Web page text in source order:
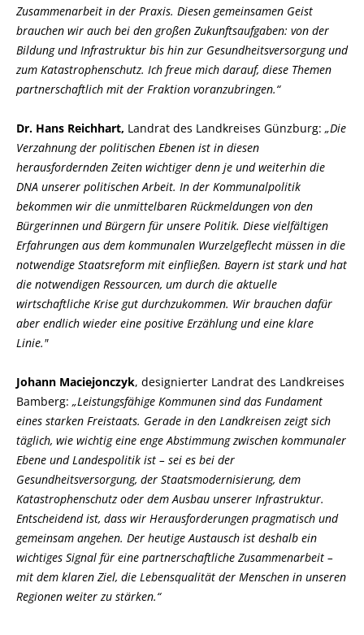
Zusammenarbeit in der Praxis. Diesen gemeinsamen Geist
brauchen wir auch bei den großen Zukunftsaufgaben: von der
Bildung und Infrastruktur bis hin zur Gesundheitsversorgung und
zum Katastrophenschutz. Ich freue mich darauf, diese Themen
partnerschaftlich mit der Fraktion voranzubringen.“
Dr. Hans Reichhart, Landrat des Landkreises Günzburg: Die
Verzahnung der politischen Ebenen ist in diesen
herausfordernden Zeiten wichtiger denn je und weiterhin die
DNA unserer politischen Arbeit. In der Kommunalpolitik
bekommen wir die unmittelbaren Rückmeldungen von den
Bürgerinnen und Bürgern für unsere Politik. Diese vielfältigen
Erfahrungen aus dem kommunalen Wurzelgeflecht müssen in die
notwendige Staatsreform mit einfließen. Bayern ist stark und hat
die notwendigen Ressourcen, um durch die aktuelle
wirtschaftliche Krise gut durchzukommen. Wir brauchen dafür
aber endlich wieder eine positive Erzählung und eine klare
Linie."
Johann Maciejonczyk, designierter Landrat des Landkreises
Bamberg: Leistungsfähige Kommunen sind das Fundament
eines starken Freistaats. Gerade in den Landkreisen zeigt sich
täglich, wie wichtig eine enge Abstimmung zwischen kommunaler
Ebene und Landespolitik ist – sei es bei der
Gesundheitsversorgung, der Staatsmodernisierung, dem
Katastrophenschutz oder dem Ausbau unserer Infrastruktur.
Entscheidend ist, dass wir Herausforderungen pragmatisch und
gemeinsam angehen. Der heutige Austausch ist deshalb ein
wichtiges Signal für eine partnerschaftliche Zusammenarbeit –
mit dem klaren Ziel, die Lebensqualität der Menschen in unseren
Regionen weiter zu stärken.“